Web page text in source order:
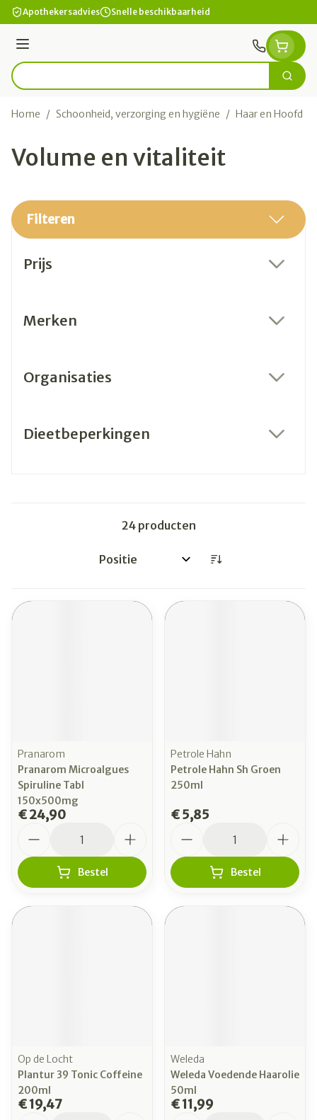
Ga naar de inhoud
Apothekersadvies Snelle beschikbaarheid
Menu
Product, merk, categorie... Zoek
Home / Schoonheid, verzorging en hygiëne / Haar en Hoofd
Volume en vitaliteit
Filteren
Prijs
Merken
Organisaties
Dieetbeperkingen
24producten
Sorteer op:
Pranarom
Pranarom Microalgues
Spiruline Tabl
150x500mg
€ 24,90
Bestel
Petrole Hahn
Petrole Hahn Sh Groen
250ml
€ 5,85
Bestel
Op de Locht
Plantur 39 Tonic Coffeine
200ml
€ 19,47
Weleda
Weleda Voedende Haarolie
50ml
€ 11,99